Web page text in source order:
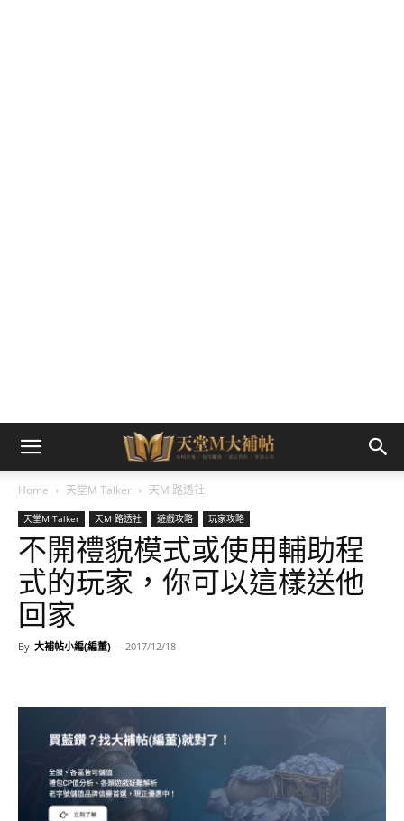
Home 天堂M Talker 天M 路透社
天堂M Talker 天M 路透社 遊戲攻略 玩家攻略
不開禮貌模式或使用輔助程
式的玩家，你可以這樣送他
回家
By 大補帖小編(編董) - 2017/12/18